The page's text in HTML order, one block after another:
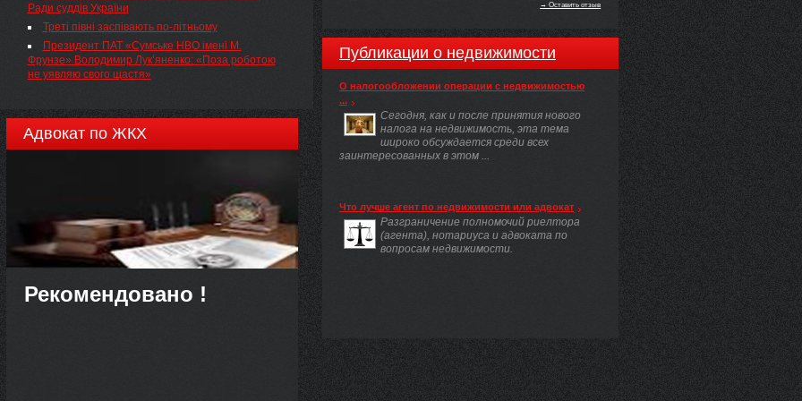
Ради суддів України
Треті півні заспівають по-літньому
Президент ПАТ «Сумське НВО імені М.
Фрунзе» Володимир Лук’яненко: «Поза роботою
не уявляю свого щастя»
Адвокат по ЖКХ
Рекомендовано !
→ Оставить отзыв
Публикации о недвижимости
О налогообложении операции с недвижимостью
...
Сегодня, как и после принятия нового
налога на недвижимость, эта тема
широко обсуждается среди всех
заинтересованных в этом ...
Что лучше агент по недвижимости или адвокат
Разграничение полномочий риелтора
(агента), нотариуса и адвоката по
вопросам недвижимости.